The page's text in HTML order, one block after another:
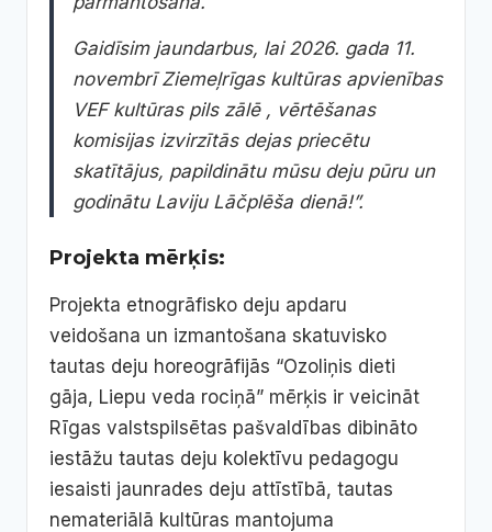
Gaidīsim jaundarbus, lai 2026. gada 11.
novembrī Ziemeļrīgas kultūras apvienības
VEF kultūras pils zālē , vērtēšanas
komisijas izvirzītās dejas priecētu
skatītājus, papildinātu mūsu deju pūru un
godinātu Laviju Lāčplēša dienā!”.
Projekta mērķis:
Projekta etnogrāfisko deju apdaru
veidošana un izmantošana skatuvisko
tautas deju horeogrāfijās “Ozoliņis dieti
gāja, Liepu veda rociņā” mērķis ir veicināt
Rīgas valstspilsētas pašvaldības dibināto
iestāžu tautas deju kolektīvu pedagogu
iesaisti jaunrades deju attīstībā, tautas
nemateriālā kultūras mantojuma